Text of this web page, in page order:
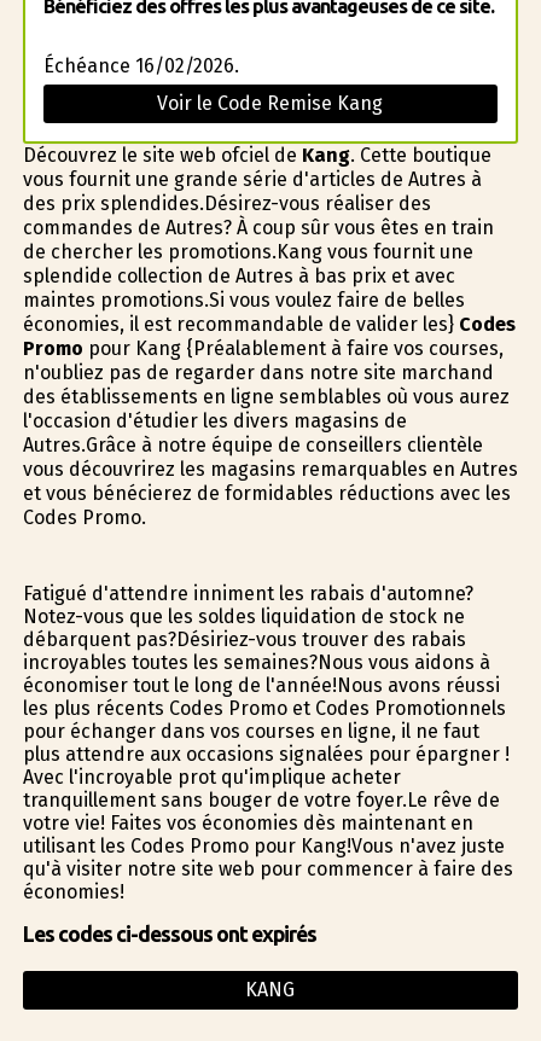
Bénéficiez des offres les plus avantageuses de ce site.
Échéance 16/02/2026.
Voir le Code Remise Kang
Découvrez le site web officiel de Kang. Cette boutique
vous fournit une grande série d'articles de Autres à
des prix splendides.Désirez-vous réaliser des
commandes de Autres? À coup sûr vous êtes en train
de chercher les promotions.Kang vous fournit une
splendide collection de Autres à bas prix et avec
maintes promotions.Si vous voulez faire de belles
économies, il est recommandable de valider les} Codes
Promo pour Kang {Préalablement à faire vos courses,
n'oubliez pas de regarder dans notre site marchand
des établissements en ligne semblables où vous aurez
l'occasion d'étudier les divers magasins de
Autres.Grâce à notre équipe de conseillers clientèle
vous découvrirez les magasins remarquables en Autres
et vous bénéficierez de formidables réductions avec les
Codes Promo.
Fatigué d'attendre infiniment les rabais d'automne?
Notez-vous que les soldes liquidation de stock ne
débarquent pas?Désiriez-vous trouver des rabais
incroyables toutes les semaines?Nous vous aidons à
économiser tout le long de l'année!Nous avons réussi
les plus récents Codes Promo et Codes Promotionnels
pour échanger dans vos courses en ligne, il ne faut
plus attendre aux occasions signalées pour épargner !
Avec l'incroyable profit qu'implique acheter
tranquillement sans bouger de votre foyer.Le rêve de
votre vie! Faites vos économies dès maintenant en
utilisant les Codes Promo pour Kang!Vous n'avez juste
qu'à visiter notre site web pour commencer à faire des
économies!
Les codes ci-dessous ont expirés
KANG